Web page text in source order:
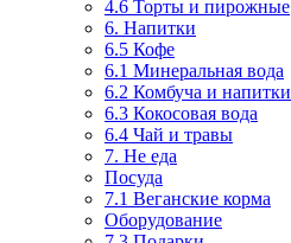
4.6 Торты и пирожные
6. Напитки
6.5 Кофе
6.1 Минеральная вода
6.2 Комбуча и напитки
6.3 Кокосовая вода
6.4 Чай и травы
7. Не еда
Посуда
7.1 Веганские корма
Оборудование